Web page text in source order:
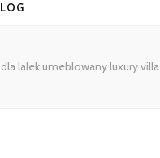
lalek umeblowany luxury villa